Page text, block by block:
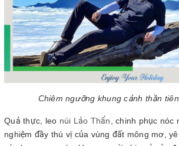
Chiêm ngưỡng khung cảnh thần
Quả thực, leo núi Lảo Thẩn, chinh phục nóc
nghiệm đầy thú vị của vùng đất mông mơ,